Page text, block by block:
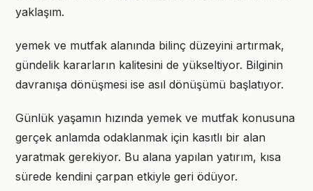
yaklaşım.
yemek ve mutfak alanında bilinç düzeyini artırmak,
gündelik kararların kalitesini de yükseltiyor. Bilginin
davranışa dönüşmesi ise asıl dönüşümü başlatıyor.
Günlük yaşamın hızında yemek ve mutfak konusuna
gerçek anlamda odaklanmak için kasıtlı bir alan
yaratmak gerekiyor. Bu alana yapılan yatırım, kısa
sürede kendini çarpan etkiyle geri ödüyor.